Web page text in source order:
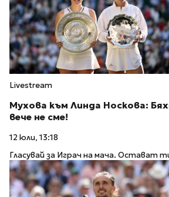
Livestream
Мухова към Линда Носкова:
вече не сме!
12 юли, 13:18
Гласувай за Играч на мача. Остават